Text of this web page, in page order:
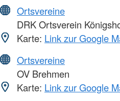
Ortsvereine
DRK Ortsverein
Karte: Link zur Google
Ortsvereine
OV Brehmen
Karte: Link zur Google